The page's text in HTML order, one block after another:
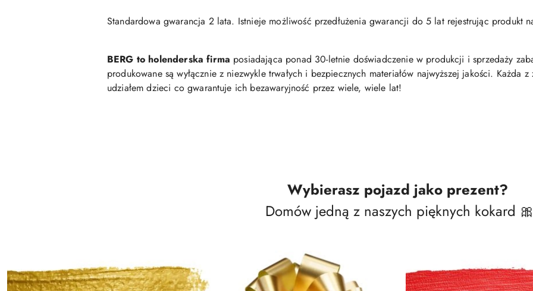
Standardowa gwarancja 2 lata. Istnieje możliwość przedłużenia gwarancji do 5 lat rejestrując produkt
BERG to holenderska firma posiadająca ponad 30-letnie doświadczenie w produkcji i sprzedaży
produkowane są wyłącznie z niezwykle trwałych i bezpiecznych materiałów najwyższej jakości. Każda
udziałem dzieci co gwarantuje ich bezawaryjność przez wiele, wiele lat!
Wybierasz pojazd jako prezent?
Domów jedną z naszych pięknych kokard